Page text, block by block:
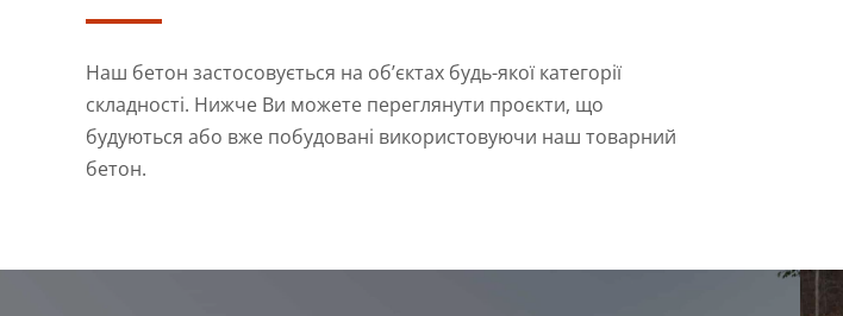
Наш бетон застосовується на об’єктах будь-якої категорії
складності. Нижче Ви можете переглянути проєкти, що
будуються або вже побудовані використовуючи наш товарний
бетон.